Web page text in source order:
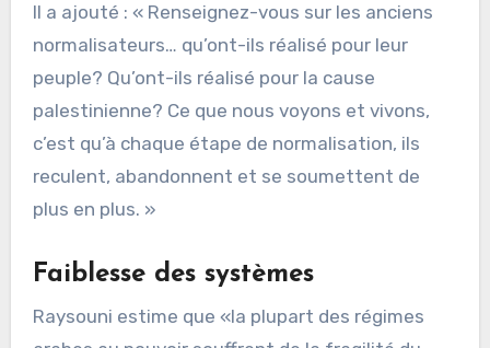
Il a ajouté : « Renseignez-vous sur les anciens
normalisateurs… qu’ont-ils réalisé pour leur
peuple? Qu’ont-ils réalisé pour la cause
palestinienne? Ce que nous voyons et vivons,
c’est qu’à chaque étape de normalisation, ils
reculent, abandonnent et se soumettent de
plus en plus. »
Faiblesse des systèmes
Raysouni estime que «la plupart des régimes